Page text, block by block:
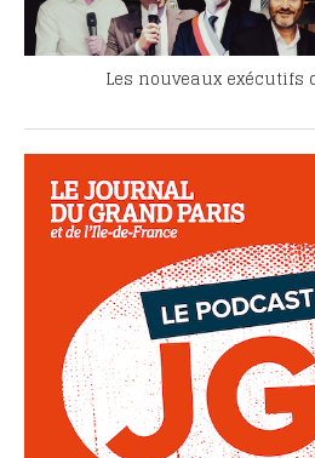
Les nouveaux exécutifs